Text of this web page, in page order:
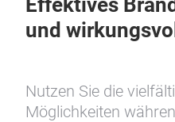
Effektives
und wirkungsvoll
Nutzen Sie die
Möglichkeiten